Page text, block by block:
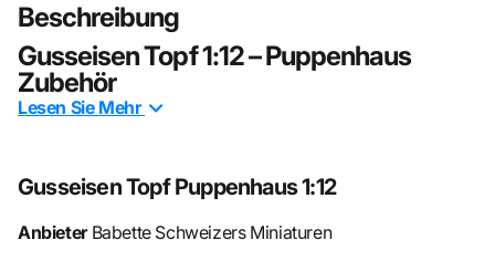
Beschreibung
Gusseisen Topf 1:12 – Puppenhaus
Zubehör
Der Gusseisen Topf im Maßstab 1:12 ist ein detailreiches
Atmosphäre verleiht. Inspiriert von traditionellen
Kochgeschirren bringt dieses kleine Sammlerstück den
Lesen Sie Mehr
Gusseisen Topf Puppenhaus 1:12
AnbieterBabette Schweizers Miniaturen